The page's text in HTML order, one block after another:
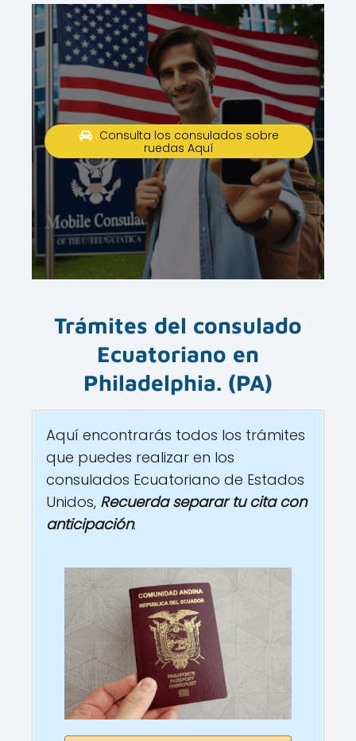
Consulta los consulados sobre
ruedas Aquí
Trámites del consulado
Ecuatoriano en
Philadelphia. (PA)
Aquí encontrarás todos los trámites
que puedes realizar en los
consulados Ecuatoriano de Estados
Unidos, Recuerda separar tu cita con
anticipación.